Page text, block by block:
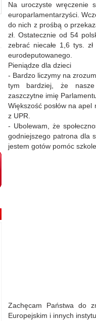
Na uroczyste wręczenie
europarlamentarzyści.
do nich z prośbą o
zł. Ostatecznie od 54
zebrać niecałe 1,6 tys.
eurodeputowanego.
Pieniądze dla dzieci
- Bardzo liczymy na
tym bardziej, że
zaszczytne imię
Większość posłów na apel
z UPR.
- Ubolewam, że
godniejszego patrona dla
jestem gotów pomóc
Zachęcam Państwa do
Europejskim i innych